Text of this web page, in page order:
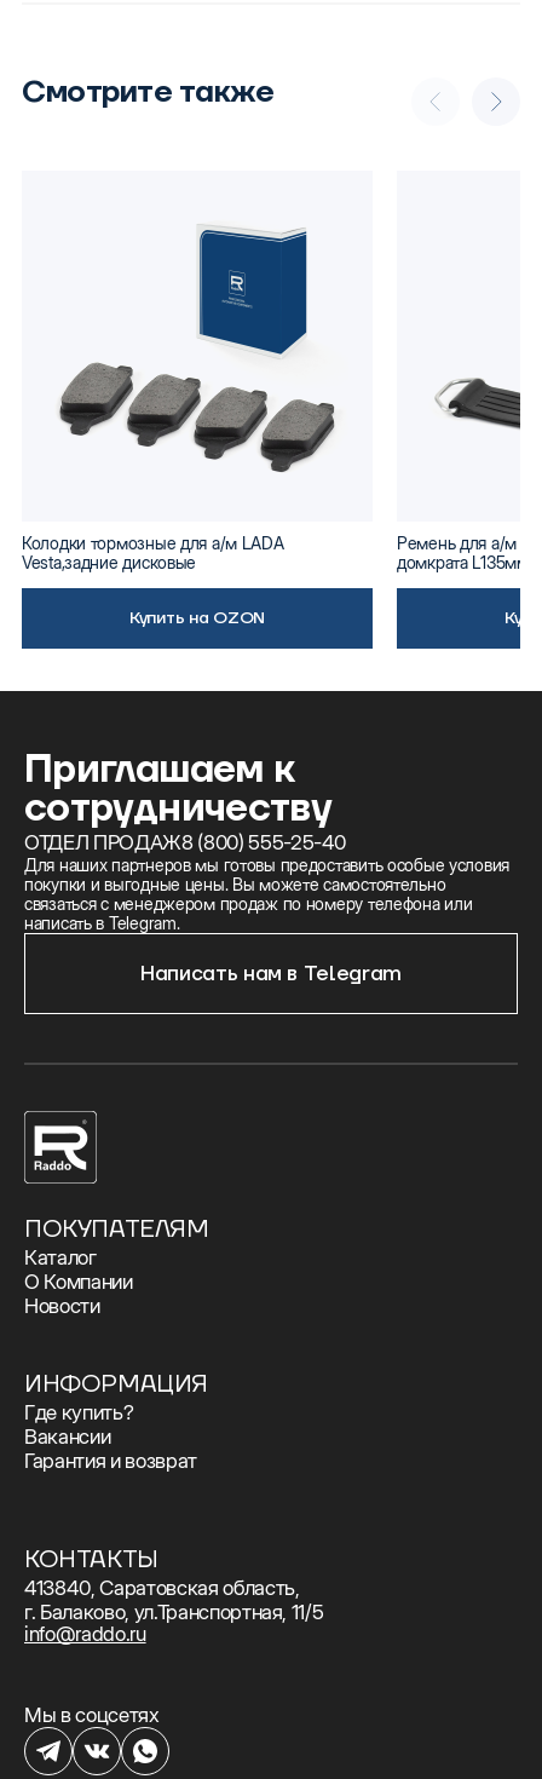
Смотрите также
Колодки тормозные для а/м LADA
Vesta,задние дисковые
Купить на OZON
Ремень для а/м
домкрата L135мм
Приглашаем к
сотрудничеству
ОТДЕЛ ПРОДАЖ8 (800) 555-25-40
Для наших партнеров мы готовы предоставить особые условия
покупки и выгодные цены. Вы можете самостоятельно
связаться с менеджером продаж по номеру телефона или
написать в Telegram.
Написать нам в Telegram
Мы в соцсетях
ПОКУПАТЕЛЯМ
Каталог
О Компании
Новости
ИНФОРМАЦИЯ
Где купить?
Вакансии
Гарантия и возврат
КОНТАКТЫ
413840, Саратовская область,
г. Балаково, ул.Транспортная, 11/5
info@raddo.ru